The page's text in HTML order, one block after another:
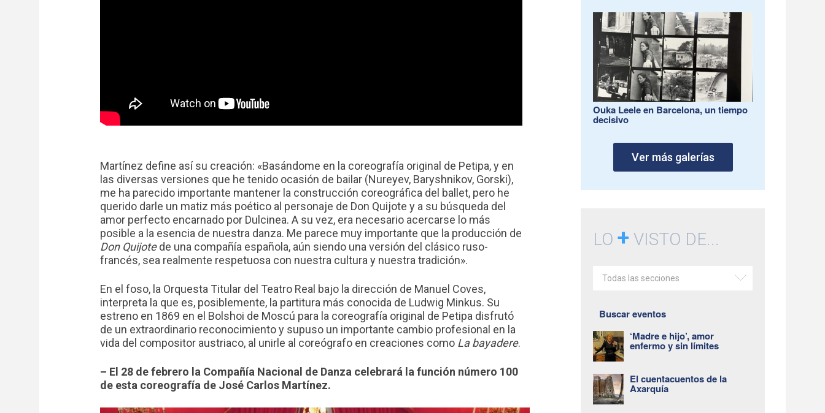
Martínez define así su creación: «Basándome en la coreografía original de Petipa, y en
las diversas versiones que he tenido ocasión de bailar (Nureyev, Baryshnikov, Gorski),
me ha parecido importante mantener la construcción coreográfica del ballet, pero he
querido darle un matiz más poético al personaje de Don Quijote y a su búsqueda del
amor perfecto encarnado por Dulcinea. A su vez, era necesario acercarse lo más
posible a la esencia de nuestra danza. Me parece muy importante que la producción de
Don Quijotede una compañía española, aún siendo una versión del clásico ruso-
francés, sea realmente respetuosa con nuestra cultura y nuestra tradición».
En el foso, la Orquesta Titular del Teatro Real bajo la dirección de Manuel Coves,
interpreta la que es, posiblemente, la partitura más conocida de Ludwig Minkus. Su
estreno en 1869 en el Bolshoi de Moscú para la coreografía original de Petipa disfrutó
de un extraordinario reconocimiento y supuso un importante cambio profesional en la
vida del compositor austriaco, al unirle al coreógrafo en creaciones como La bayadere.
– El 28 de febrero la Compañía Nacional de Danza celebrará la función número 100
de esta coreografía de José Carlos Martínez.
Ouka Leele en Barcelona, un tiempo
decisivo
Ver más galerías
LO+ VISTO DE...
Todas las secciones
Buscar eventos
‘Madre e hijo’, amor
enfermo y sin límites
El cuentacuentos de la
Axarquía